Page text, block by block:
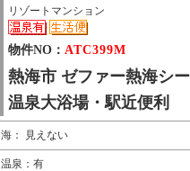
リゾートマンション
物件NO： ATC399M
熱海市 ゼファー熱海シ
温泉大浴場・駅近便利
海： 見えない
温泉：有